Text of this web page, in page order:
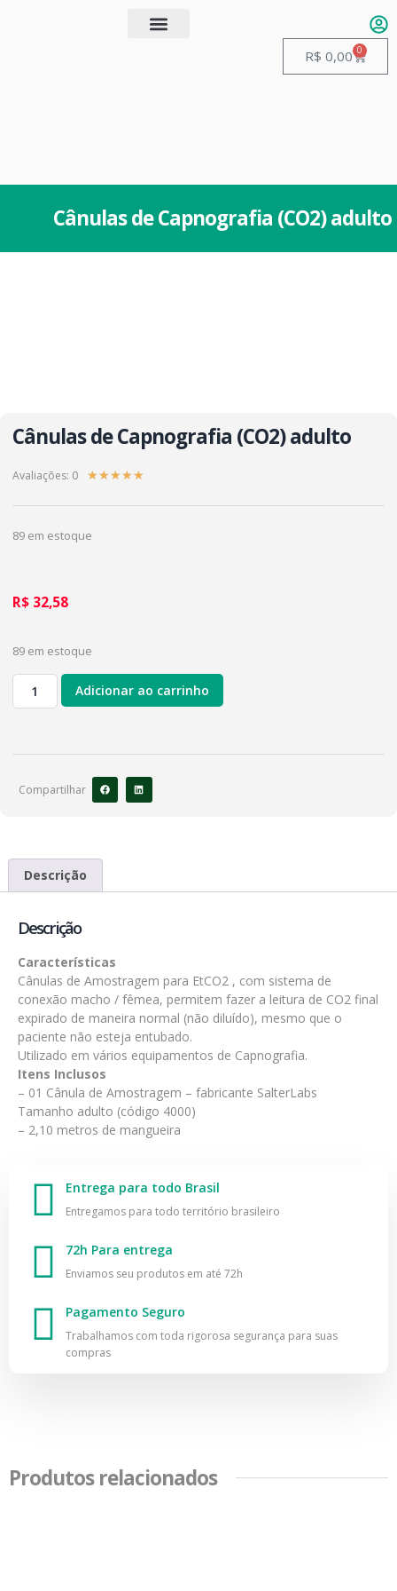
R$ 0,00 0
Cânulas de Capnografia (CO2) adulto
Cânulas de Capnografia (CO2) adulto
Avaliações: 0 ★★★★★
89 em estoque
R$ 32,58
89 em estoque
Adicionar ao carrinho
Compartilhar
Descrição
Descrição
Características
Cânulas de Amostragem para EtCO2 , com sistema de
conexão macho / fêmea, permitem fazer a leitura de CO2 final
expirado de maneira normal (não diluído), mesmo que o
paciente não esteja entubado.
Utilizado em vários equipamentos de Capnografia.
Itens Inclusos
– 01 Cânula de Amostragem – fabricante SalterLabs
Tamanho adulto (código 4000)
– 2,10 metros de mangueira
Entrega para todo Brasil
Entregamos para todo território brasileiro
72h Para entrega
Enviamos seu produtos em até 72h
Pagamento Seguro
Trabalhamos com toda rigorosa segurança para suas
compras
Produtos relacionados